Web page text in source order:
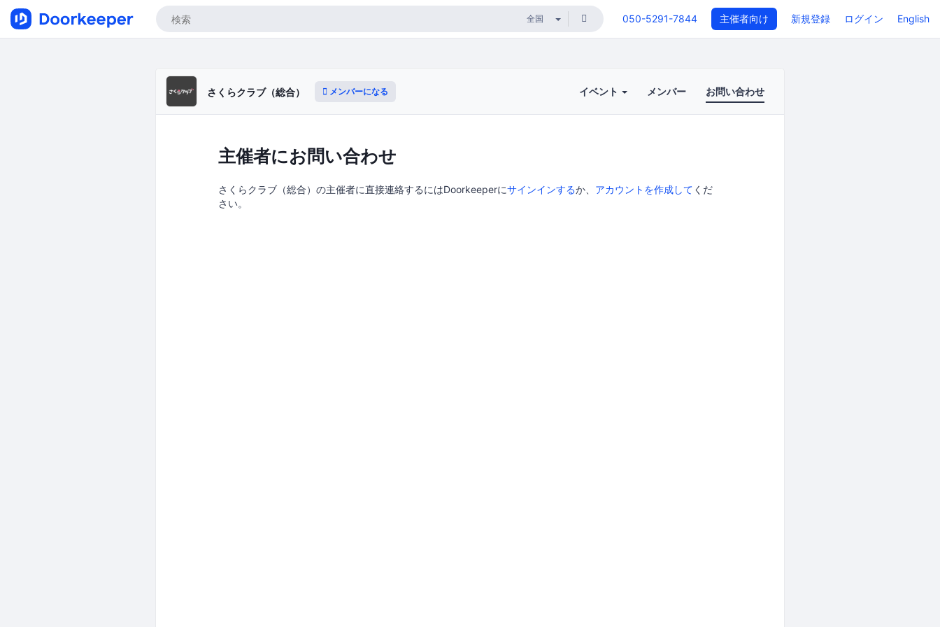
050-5291-7844 主催者向け 新規登録 ログイン English
さくらクラブ（総合） メンバーになる イベント メンバー お問い合わせ
主催者にお問い合わせ
さくらクラブ（総合）の主催者に直接連絡するにはDoorkeeperにサインインするか、 アカウントを作成して くだ
さい。